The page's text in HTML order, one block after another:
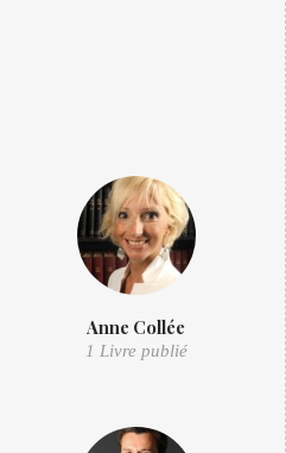
Anne Collée
1 Livre publié